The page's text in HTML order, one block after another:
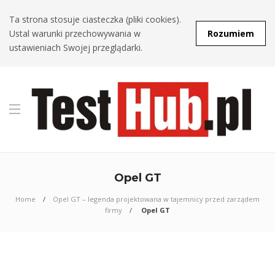
Ta strona stosuje ciasteczka (pliki cookies).
Ustal warunki przechowywania w
ustawieniach Swojej przeglądarki.
Rozumiem
Opel GT
Home
Opel GT – legenda projektowana w tajemnicy przed zarządem
firmy
Opel GT